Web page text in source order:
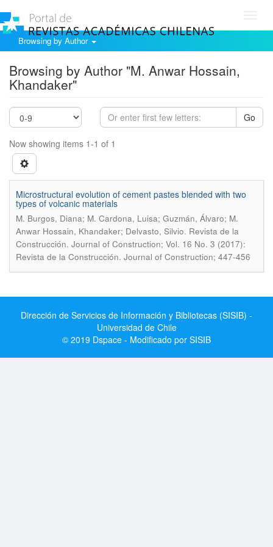
Browsing by Author
Browsing by Author "M. Anwar Hossain,
Khandaker"
Go
Now showing items 1-1 of 1
Microstructural evolution of cement pastes blended with two
types of volcanic materials
M. Burgos, Diana; M. Cardona, Luisa; Guzmán, Álvaro; M.
Anwar Hossain, Khandaker; Delvasto, Silvio. Revista de la
Construcción. Journal of Construction; Vol. 16 No. 3 (2017):
Revista de la Construcción. Journal of Construction; 447-456
Dirección de Servicios de Información y Bibliotecas (SISIB) -
Universidad de Chile
© 2019 Dspace - Modificado por SISIB